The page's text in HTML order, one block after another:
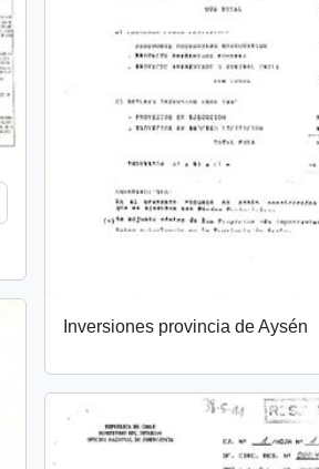
Inversiones provincia de Aysén
Add to clipboard